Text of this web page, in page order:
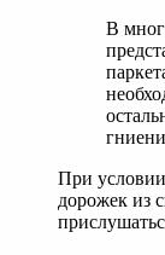
В
При
дорожек из